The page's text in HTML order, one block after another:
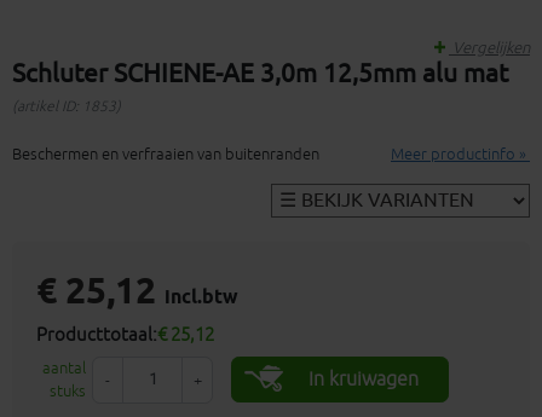
Schluter SCHIENE-AE 3,0m 12,5mm alu mat
(artikel ID: 1853)
Vergelijken
Beschermen en verfraaien van buitenranden Meer productinfo »
€ 25,12 incl.btw
Producttotaal:€ 25,12
aantal
stuks
- + In kruiwagen